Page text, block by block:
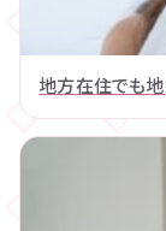
地方在住でも